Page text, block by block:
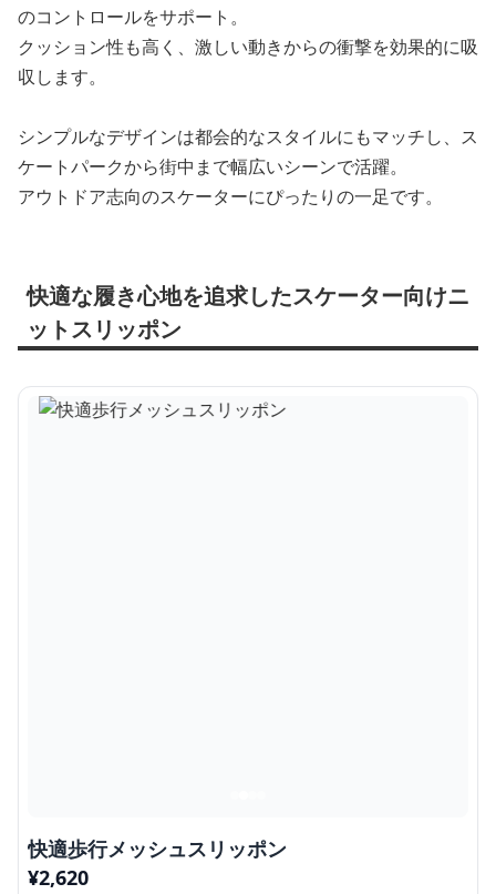
のコントロールをサポート。
クッション性も高く、激しい動きからの衝撃を効果的に吸
収します。
シンプルなデザインは都会的なスタイルにもマッチし、ス
ケートパークから街中まで幅広いシーンで活躍。
アウトドア志向のスケーターにぴったりの一足です。
快適な履き心地を追求したスケーター向けニ
ットスリッポン
快適歩行メッシュスリッポン
¥2,620